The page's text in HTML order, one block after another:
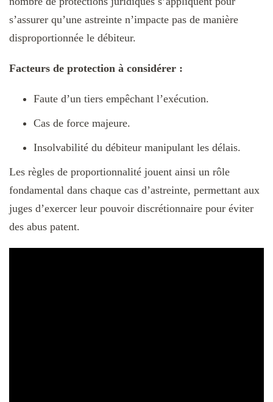
s’assurer qu’une astreinte n’impacte pas de manière
disproportionnée le débiteur.
Facteurs de protection à considérer :
Faute d’un tiers empêchant l’exécution.
Cas de force majeure.
Insolvabilité du débiteur manipulant les délais.
Les règles de proportionnalité jouent ainsi un rôle
fondamental dans chaque cas d’astreinte, permettant aux
juges d’exercer leur pouvoir discrétionnaire pour éviter
des abus patent.